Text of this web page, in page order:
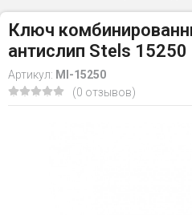
Ключ
антислип Stels 15250
Артикул: MI-15250
(0 отзывов)